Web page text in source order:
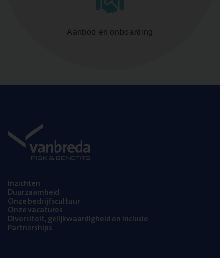
Aanbod en onboarding
Inzich­ten
Duur­zaam­heid
Onze bedrijfs­cul­tuur
Onze vaca­tu­res
Diver­si­teit, gelijk­waar­dig­heid en inclusie
Part­ner­ships